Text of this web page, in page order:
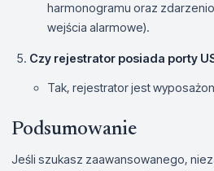
harmonogramu oraz
wejścia alarmowe).
Czy rejestrator posiada porty
Tak, rejestrator jest
Podsumowanie
Jeśli szukasz zaawansowanego,